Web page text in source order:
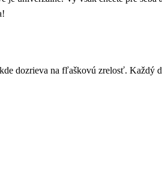
dozrieva na fľaškovú zrelosť. Každý